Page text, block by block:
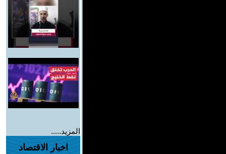
المزيد.....
اخبار الاقتصاد